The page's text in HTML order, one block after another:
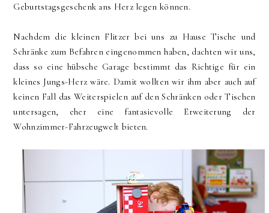
Geburtstagsgeschenk ans Herz legen können.
Nachdem die kleinen Flitzer bei uns zu Hause Tische und
Schränke zum Befahren eingenommen haben, dachten wir uns,
dass so eine hübsche Garage bestimmt das Richtige für ein
kleines Jungs-Herz wäre. Damit wollten wir ihm aber auch auf
keinen Fall das Weiterspielen auf den Schränken oder Tischen
untersagen, eher eine fantasievolle Erweiterung der
Wohnzimmer-Fahrzeugwelt bieten.